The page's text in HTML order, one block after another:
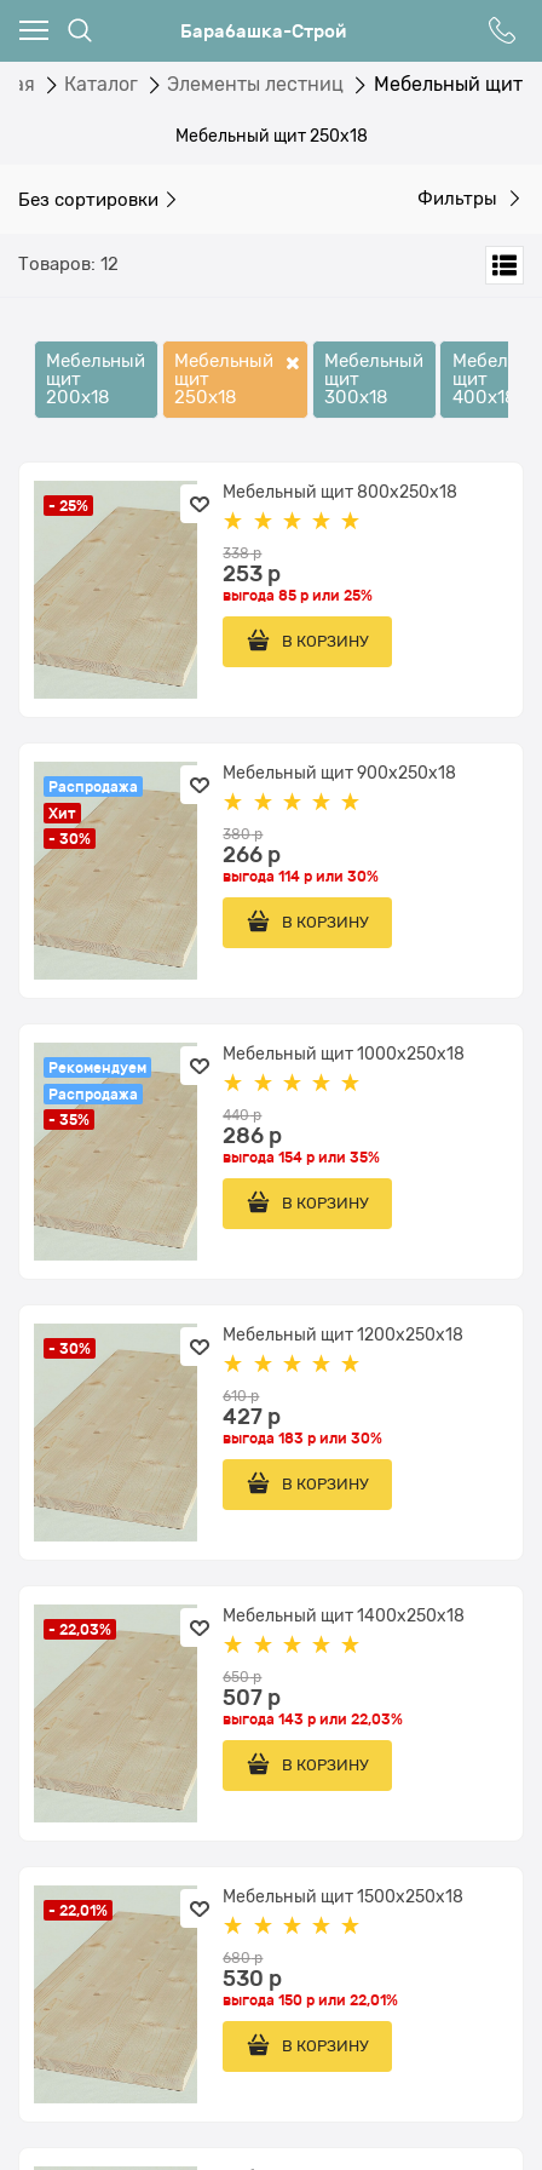
Барабашка-Строй
Каталог Элементы лестниц Мебельный щит
Мебельный щит 250x18
Без сортировки Фильтры
Товаров: 12
Мебельный
щит
200x18
Мебельный
щит
250x18
Мебельный
щит
300x18
щит
400x18
- 25%
Мебельный щит 800x250x18
338 р
253 р
выгода85 р или25%
В КОРЗИНУ
Распродажа
Хит
- 30%
Мебельный щит 900x250x18
380 р
266 р
выгода114 р или30%
В КОРЗИНУ
Рекомендуем
Распродажа
- 35%
Мебельный щит 1000x250x18
440 р
286 р
выгода154 р или35%
В КОРЗИНУ
- 30%
Мебельный щит 1200x250x18
610 р
427 р
выгода183 р или30%
В КОРЗИНУ
- 22,03%
Мебельный щит 1400x250x18
650 р
507 р
выгода143 р или22,03%
В КОРЗИНУ
- 22,01%
Мебельный щит 1500x250x18
680 р
530 р
выгода150 р или22,01%
В КОРЗИНУ